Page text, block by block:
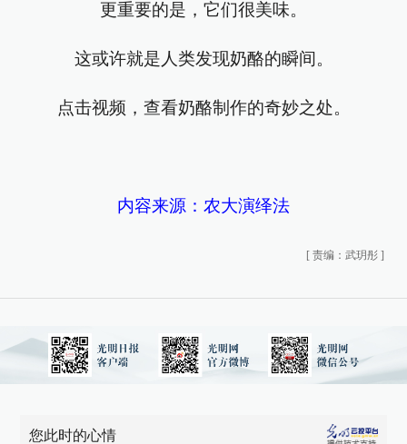
更重要的是，它们很美味。
这或许就是人类发现奶酪的瞬间。
点击视频，查看奶酪制作的奇妙之处。
内容来源：农大演绎法
[ 责编：武玥彤 ]
您此时的心情